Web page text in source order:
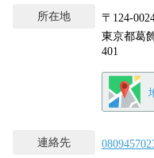
所在地
〒124-
東京都葛
401
連絡先